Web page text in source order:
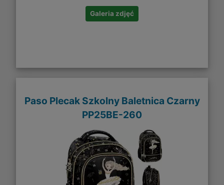
Galeria zdjęć
Paso Plecak Szkolny Baletnica Czarny
PP25BE-260